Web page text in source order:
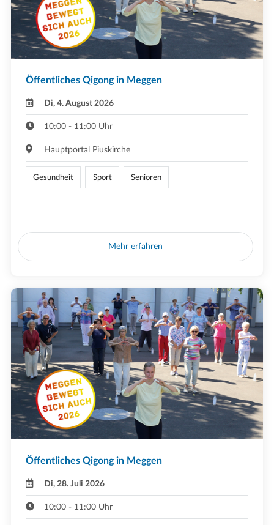
Öffentliches Qigong in Meggen
Di, 4. August 2026
10:00 - 11:00 Uhr
Hauptportal Piuskirche
Gesundheit Sport Senioren
Mehr erfahren
Öffentliches Qigong in Meggen
Di, 28. Juli 2026
10:00 - 11:00 Uhr